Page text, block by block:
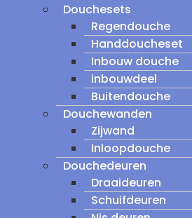
Douchesets
Regendouche
Handdoucheset
Inbouw douche
inbouwdeel
Buitendouche
Douchewanden
Zijwand
Inloopdouche
Douchedeuren
Draaideuren
Schuifdeuren